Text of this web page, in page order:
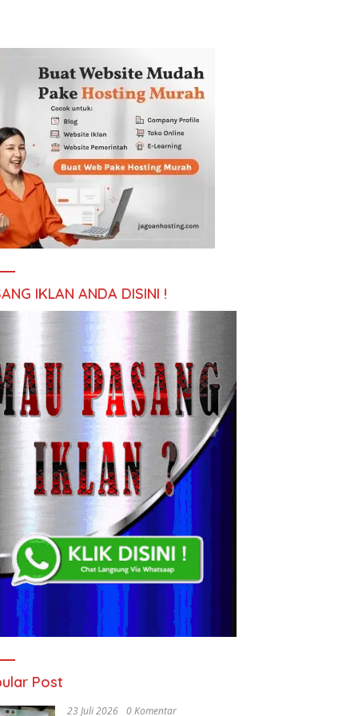
IKLAN ANDA DISINI !
Post
23 Juli 2026 0 Komentar